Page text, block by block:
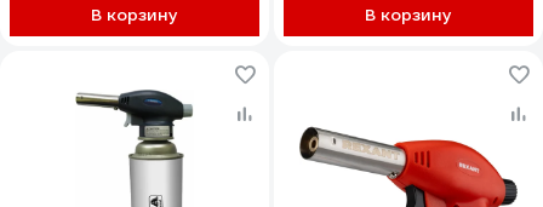
В корзину В корзину